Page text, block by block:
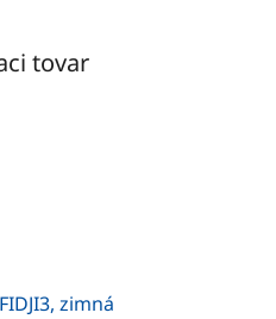
tovar
zimná